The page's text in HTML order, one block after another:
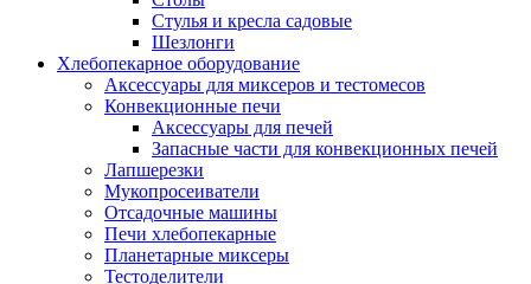
Стулья и кресла садовые
Шезлонги
Хлебопекарное оборудование
Аксессуары для миксеров и тестомесов
Конвекционные печи
Аксессуары для печей
Запасные части для конвекционных печей
Лапшерезки
Мукопросеиватели
Отсадочные машины
Печи хлебопекарные
Планетарные миксеры
Тестоделители